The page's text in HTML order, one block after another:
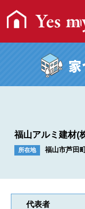
福山アルミ建材(
所在地 福山市芦田
代表者